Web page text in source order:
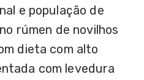
e população de
rúmen de novilhos
dieta com alto
com levedura